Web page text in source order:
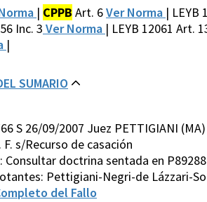
| CPPB Art. 6Ver Norma | LEYB
Inc. 3 Ver Norma | LEYB 12061 Art.
|
SUMARIO
S 26/09/2007 Juez PETTIGIANI (MA)
F. s/Recurso de casación
Consultar doctrina sentada en P89288
Pettigiani-Negri-de Lázzari-
del Fallo